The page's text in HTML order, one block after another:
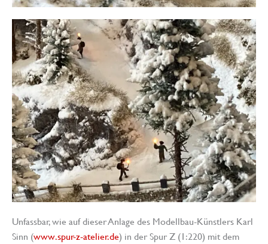
Unfassbar, wie auf dieser Anlage des Modellbau-Künstlers Karl
Sinn (www.spur-z-atelier.de) in der Spur Z (1:220) mit dem